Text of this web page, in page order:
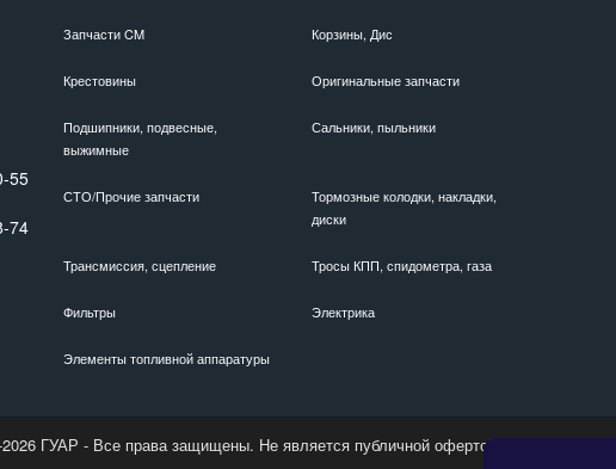
55
74
Запчасти CM Корзины, Дис
Крестовины Оригинальные запчасти
Подшипники, подвесные,
выжимные
Сальники, пыльники
СТО/Прочие запчасти
Тормозные колодки, накладки,
диски
Трансмиссия, сцепление Тросы КПП, спидометра, газа
Фильтры Электрика
Элементы топливной аппаратуры
ГУАР - Все права защищены. Не является публичной офертой. Актуальные